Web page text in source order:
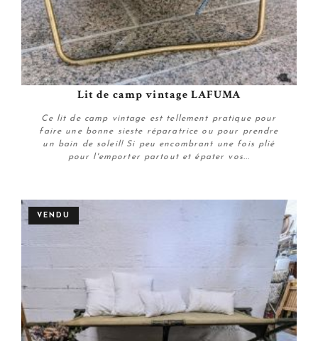
Lit de camp vintage LAFUMA
Ce lit de camp vintage est tellement pratique pour
faire une bonne sieste réparatrice ou pour prendre
un bain de soleil! Si peu encombrant une fois plié
pour l'emporter partout et épater vos...
VENDU